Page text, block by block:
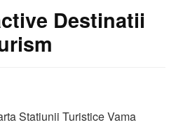
Destinatii
Statiunii Turistice Vama